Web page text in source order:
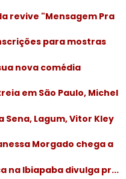
revive "Mensagem Pra
para mostras
nova comédia
em São Paulo, Michel
Lagum, Vitor Kley
Morgado chega a
na Ibiapaba divulga pr...